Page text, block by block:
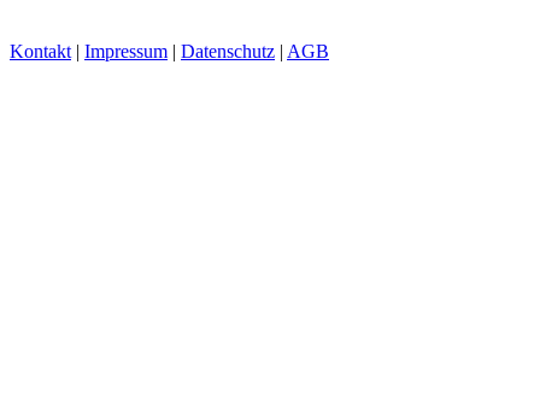
Kontakt | Impressum | Datenschutz | AGB